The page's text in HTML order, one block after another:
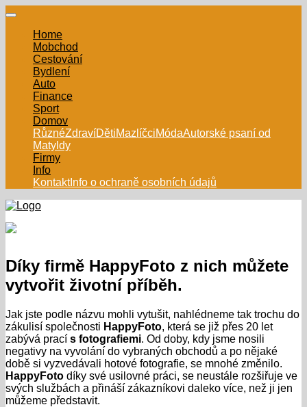
Home
Mobchod
Cestování
Bydlení
Auto
Finance
Sport
Domov
RůznéZdravíDětiMazlíčciMódaAutorské psaní od
Matyldy
Firmy
Info
KontaktInfo o ochraně osobních údajů
Díky firmě HappyFoto z nich můžete
vytvořit životní příběh.
Jak jste podle názvu mohli vytušit, nahlédneme tak trochu do
zákulisí společnosti HappyFoto, která se již přes 20 let
zabývá prací s fotografiemi. Od doby, kdy jsme nosili
negativy na vyvolání do vybraných obchodů a po nějaké
době si vyzvedávali hotové fotografie, se mnohé změnilo.
HappyFoto díky své usilovné práci, se neustále rozšiřuje ve
svých službách a přináší zákazníkovi daleko více, než ji jen
můžeme představit.